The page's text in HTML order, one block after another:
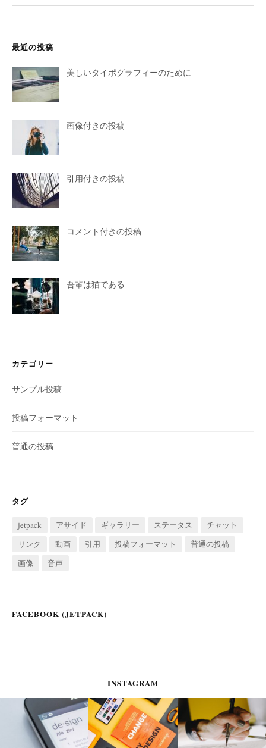
最近の投稿
美しいタイポグラフィーのために
画像付きの投稿
引用付きの投稿
コメント付きの投稿
吾輩は猫である
カテゴリー
サンプル投稿
投稿フォーマット
普通の投稿
タグ
jetpack アサイド ギャラリー ステータス
チャット
リンク
動画 引用 投稿フォーマット
普通の投稿
画像
音声
FACEBOOK (JETPACK)
INSTAGRAM